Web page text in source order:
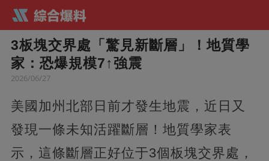
3板塊交界處「驚見新斷層」！地質學
家：恐爆規模7↑強震
2026/06/27
美國加州北部日前才發生地震，近日又
發現一條未知活躍斷層！地質學家表
示，這條斷層正好位于3個板塊交界處，